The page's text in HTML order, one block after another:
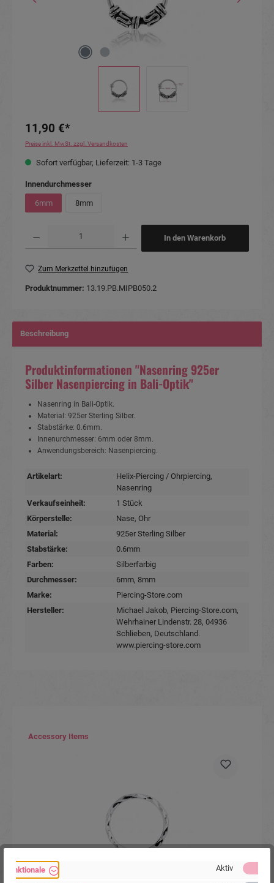
11,90 €*
Preise inkl. MwSt. zzgl. Versandkosten
Sofort verfügbar, Lieferzeit: 1-3 Tage
Innendurchmesserauswählen
6mm 8mm
In den Warenkorb
Zum Merkzettel hinzufügen
Produktnummer: 13.19.PB.MIPB050.2
Beschreibung
Produktinformationen "Nasenring 925er
Silber Nasenpiercing in Bali-Optik"
Nasenring in Bali-Optik.
Material: 925er Sterling Silber.
Stabstärke: 0.6mm.
Innenurchmesser: 6mm oder 8mm.
Anwendungsbereich: Nasenpiercing.
Artikelart: Helix-Piercing / Ohrpiercing,
Nasenring
Verkaufseinheit:
1 Stück
Körperstelle:
Nase, Ohr
Material:
925er Sterling Silber
Stabstärke:
0.6mm
Farben:
Silberfarbig
Durchmesser:
6mm, 8mm
Marke:
Piercing-Store.com
Hersteller:
Michael Jakob, Piercing-Store.com,
Wehrhainer Lindenstr. 28, 04936
Schlieben, Deutschland.
www.piercing-store.com
Produktgalerie überspringen
Accessory Items
Funktionale Aktiv